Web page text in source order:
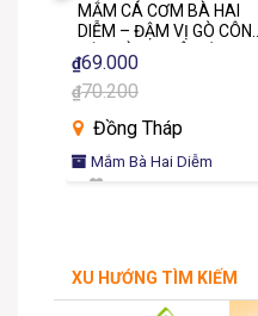
MẮM CÁ CƠM BÀ HAI
DIỄM – ĐẬM VỊ GÒ CÔNG,
ĐẬM TÌNH QUÊ VIỆT
₫69.000
₫70.200
Đồng Tháp
Mắm Bà Hai Diễm
XU HƯỚNG TÌM KIẾM